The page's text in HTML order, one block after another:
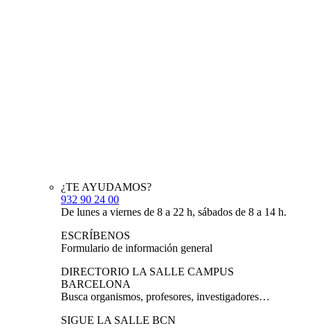
¿TE AYUDAMOS?
932 90 24 00
De lunes a viernes de 8 a 22 h, sábados de 8 a 14 h.
ESCRÍBENOS
Formulario de información general
DIRECTORIO LA SALLE CAMPUS
BARCELONA
Busca organismos, profesores, investigadores…
SIGUE LA SALLE BCN